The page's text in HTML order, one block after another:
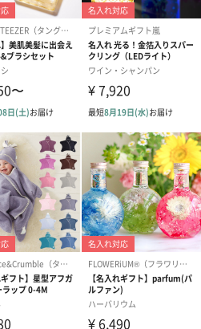
ルグレイティー
円）
フルーツティ
円）
します。ギフトへの＋αにおすすめ